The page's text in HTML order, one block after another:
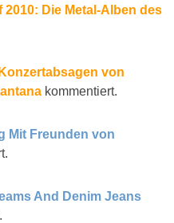
2010: Die Metal-Alben des
von
kommentiert.
Mit Freunden von
And Denim Jeans